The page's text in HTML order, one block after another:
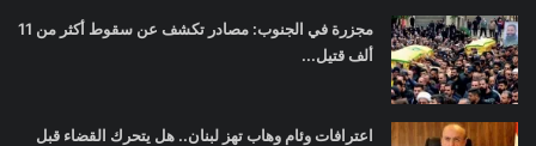
مجزرة في الجنوب: مصادر تكشف عن سقوط أكثر من 11
ألف قتيل...
اعترافات وئام وهاب تهز لبنان.. هل يتحرك القضاء قبل